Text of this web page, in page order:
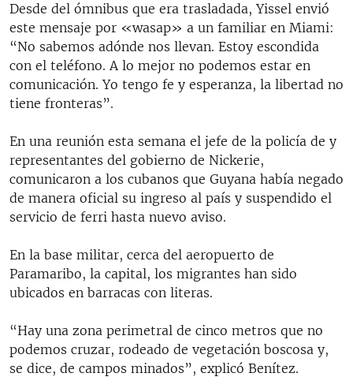
Desde del ómnibus que era trasladada, Yissel envió
este mensaje por «wasap» a un familiar en Miami:
“No sabemos adónde nos llevan. Estoy escondida
con el teléfono. A lo mejor no podemos estar en
comunicación. Yo tengo fe y esperanza, la libertad no
tiene fronteras”.
En una reunión esta semana el jefe de la policía de y
representantes del gobierno de Nickerie,
comunicaron a los cubanos que Guyana había negado
de manera oficial su ingreso al país y suspendido el
servicio de ferri hasta nuevo aviso.
En la base militar, cerca del aeropuerto de
Paramaribo, la capital, los migrantes han sido
ubicados en barracas con literas.
“Hay una zona perimetral de cinco metros que no
podemos cruzar, rodeado de vegetación boscosa y,
se dice, de campos minados”, explicó Benítez.